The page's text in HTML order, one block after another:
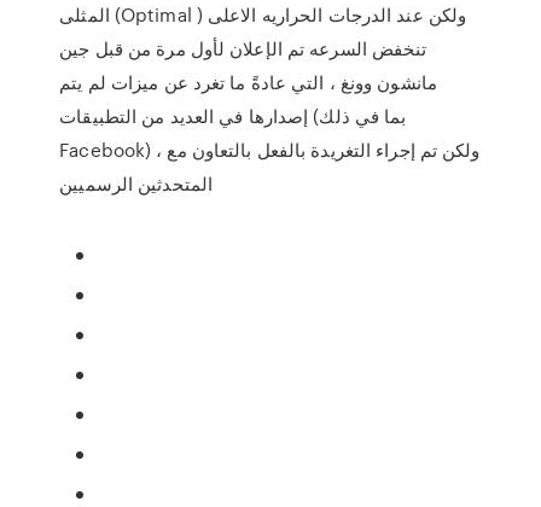
المثلى (Optimal ) ولكن عند الدرجات الحراريه الاعلى
تنخفض السرعه تم الإعلان لأول مرة من قبل جين
مانشون وونغ ، التي عادةً ما تغرد عن ميزات لم يتم
إصدارها في العديد من التطبيقات (بما في ذلك
Facebook) ، ولكن تم إجراء التغريدة بالفعل بالتعاون مع
المتحدثين الرسميين